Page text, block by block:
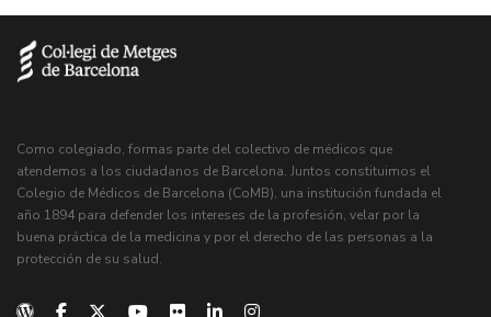
Como colegiado, formas parte del colectivo de médicos que
atendemos a los ciudadanos de Barcelona. Juntos constituimos el
Colegio de Médicos de Barcelona (CoMB), una institución fundada el
año 1894 para defender los intereses de la profesión, velar por la
buena práctica de la medicina y por el derecho de las personas a la
protección de su salud.